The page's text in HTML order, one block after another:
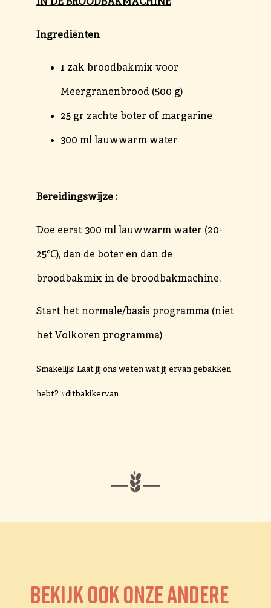
IN DE BROODBAKMACHINE
Ingrediënten
1 zak broodbakmix voor
Meergranenbrood (500 g)
25 gr zachte boter of margarine
300 ml lauwwarm water
Bereidingswijze :
Doe eerst 300 ml lauwwarm water (20-
25℃), dan de boter en dan de
broodbakmix in de broodbakmachine.
Start het normale/basis programma (niet
het Volkoren programma)
Smakelijk! Laat jij ons weten wat jij ervan gebakken
hebt? #ditbakikervan
Bekijk ook onze andere